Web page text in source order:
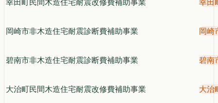
岡崎市非木造住宅耐震診断費補助事業 岡崎
碧南市非木造住宅耐震診断費補助事業 碧南
大治町民間木造住宅耐震改修費補助事業 大治